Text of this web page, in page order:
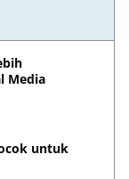
Media
untuk